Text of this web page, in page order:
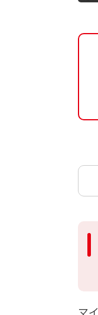
ごみ・
防災・防
自然・環
引っ越し
道路・
本
マ